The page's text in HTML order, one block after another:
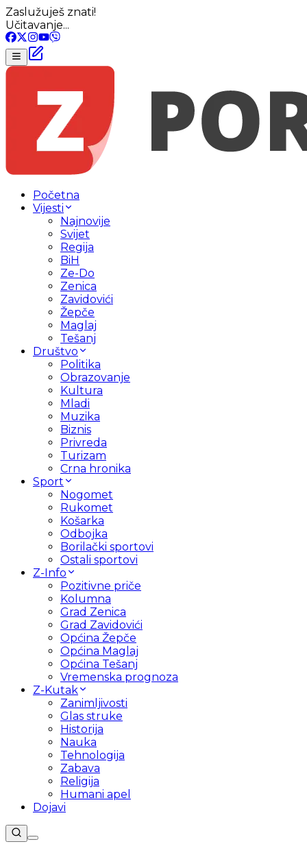
Zaslužuješ znati!
Učitavanje...
Početna
Vijesti
Najnovije
Svijet
Regija
BiH
Ze-Do
Zenica
Zavidovići
Žepče
Maglaj
Tešanj
Društvo
Politika
Obrazovanje
Kultura
Mladi
Muzika
Biznis
Privreda
Turizam
Crna hronika
Sport
Nogomet
Rukomet
Košarka
Odbojka
Borilački sportovi
Ostali sportovi
Z-Info
Pozitivne priče
Kolumna
Grad Zenica
Grad Zavidovići
Općina Žepče
Općina Maglaj
Općina Tešanj
Vremenska prognoza
Z-Kutak
Zanimljivosti
Glas struke
Historija
Nauka
Tehnologija
Zabava
Religija
Humani apel
Dojavi